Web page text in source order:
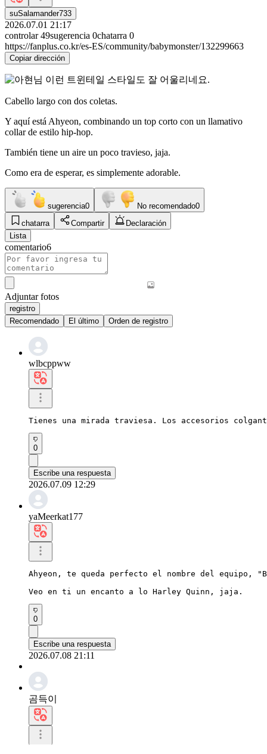
suSalamander733
2026.07.01 21:17
controlar 49sugerencia 0chatarra 0
https://fanplus.co.kr/es-ES/community/babymonster/132299663
Copiar dirección
Cabello largo con dos coletas.
Y aquí está Ahyeon, combinando un top corto con un llamativo
collar de estilo hip-hop.
También tiene un aire un poco travieso, jaja.
Como era de esperar, es simplemente adorable.
sugerencia0 No recomendado0
chatarra
Compartir
Declaración
Lista
comentario6
Adjuntar fotos
registro
Recomendado
El último Orden de registro
wlbcppww
Tienes una mirada traviesa. Los accesorios
0
Escribe una respuesta
2026.07.09 12:29
yaMeerkat177
Ahyeon, te queda perfecto el nombre del equipo,
Veo en ti un encanto a lo Harley Quinn, jaja.
0
Escribe una respuesta
2026.07.08 21:11
곰득이